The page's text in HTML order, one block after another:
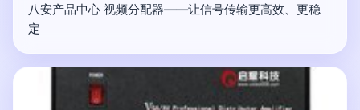
八安产品中心 视频分配器——让信号传输更高效、更稳
定